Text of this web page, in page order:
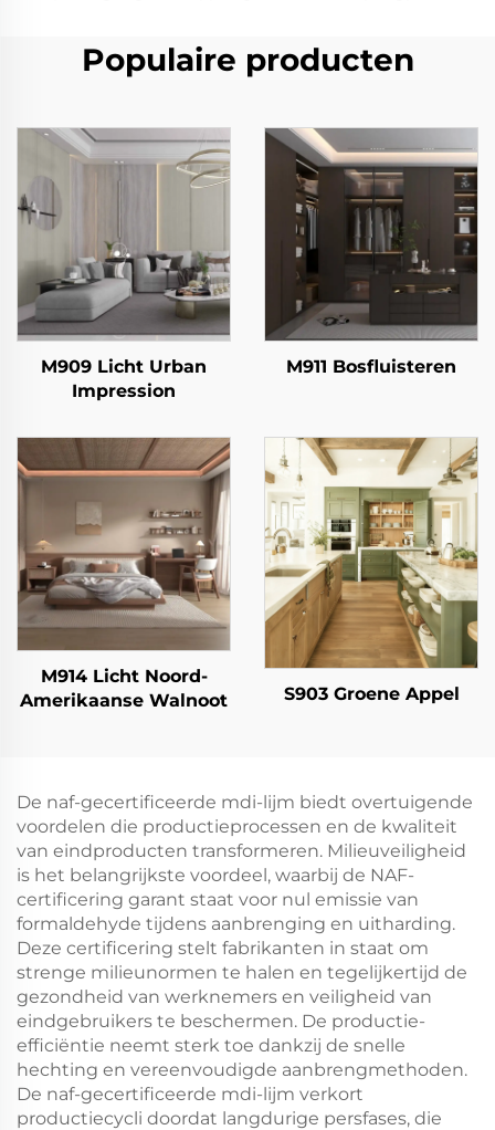
Populaire producten
M909 Licht Urban
Impression
M911 Bosfluisteren
M914 Licht Noord-
Amerikaanse Walnoot
S903 Groene Appel
De naf-gecertificeerde mdi-lijm biedt overtuigende
voordelen die productieprocessen en de kwaliteit
van eindproducten transformeren. Milieuveiligheid
is het belangrijkste voordeel, waarbij de NAF-
certificering garant staat voor nul emissie van
formaldehyde tijdens aanbrenging en uitharding.
Deze certificering stelt fabrikanten in staat om
strenge milieunormen te halen en tegelijkertijd de
gezondheid van werknemers en veiligheid van
eindgebruikers te beschermen. De productie-
efficiëntie neemt sterk toe dankzij de snelle
hechting en vereenvoudigde aanbrengmethoden.
De naf-gecertificeerde mdi-lijm verkort
productiecycli doordat langdurige persfases, die